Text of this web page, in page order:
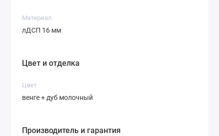
Материал
лДСП 16 мм
Цвет и отделка
Цвет
венге + дуб молочный
Производитель и гарантия